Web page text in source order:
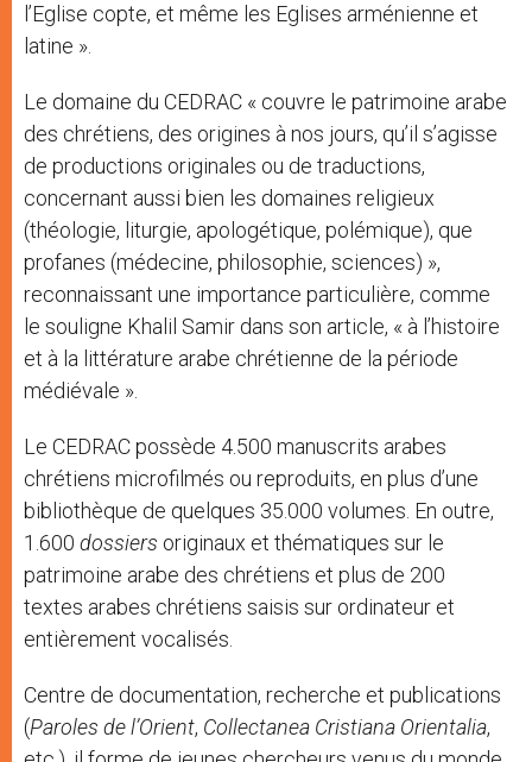
l’Eglise copte, et même les Eglises arménienne et
latine ».
Le domaine du CEDRAC « couvre le patrimoine arabe
des chrétiens, des origines à nos jours, qu’il s’agisse
de productions originales ou de traductions,
concernant aussi bien les domaines religieux
(théologie, liturgie, apologétique, polémique), que
profanes (médecine, philosophie, sciences) »,
reconnaissant une importance particulière, comme
le souligne Khalil Samir dans son article, « à l’histoire
et à la littérature arabe chrétienne de la période
médiévale ».
Le CEDRAC possède 4.500 manuscrits arabes
chrétiens microfilmés ou reproduits, en plus d’une
bibliothèque de quelques 35.000 volumes. En outre,
1.600 dossiers originaux et thématiques sur le
patrimoine arabe des chrétiens et plus de 200
textes arabes chrétiens saisis sur ordinateur et
entièrement vocalisés.
Centre de documentation, recherche et publications
(Paroles de l’Orient, Collectanea Cristiana Orientalia,